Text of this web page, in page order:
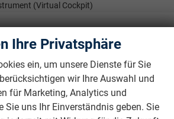
(Virtual Cockpit)
Vorne, Beifahrerairbag abschaltbar,
(City-Safety), Berganfahrassistent,
Ihre Privatsphäre
ein, um unsere Dienste für Sie
wir Ihre Auswahl und
für Marketing, Analytics und
Sie uns Ihr Einverständnis geben. Sie